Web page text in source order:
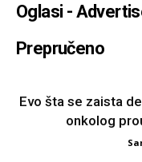
Oglasi -
Prepručeno
Evo šta se zaista
onkolog